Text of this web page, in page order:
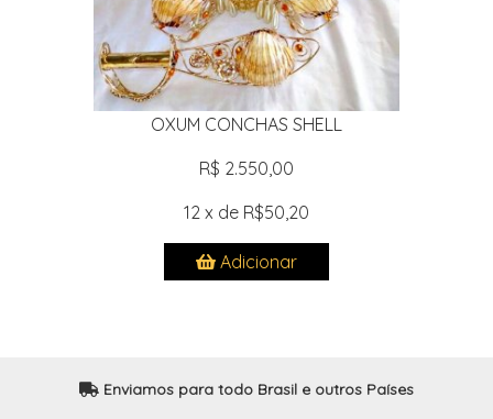
OXUM CONCHAS SHELL
R$ 2.550,00
12 x de R$50,20
Adicionar
Enviamos para todo Brasil e outros Países